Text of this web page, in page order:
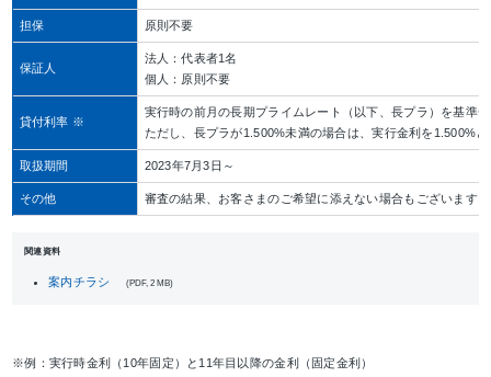
担保 原則不要
保証人
法人：代表者1名
個人：原則不要
貸付利率 ※
実行時の前月の長期プライムレート（以下、長プラ）を基準
ただし、長プラが1.500%未満の場合は、実行金利を1.500%と
取扱期間 2023年7月3日～
その他 審査の結果、お客さまのご希望に添えない場合もございます。
関連資料
案内チラシ (PDF, 2 MB)
※例：実行時金利（10年固定）と11年目以降の金利（固定金利）